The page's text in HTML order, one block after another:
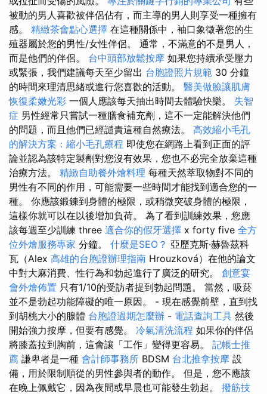
被動的男人喜歡被伴侶佔有，而主導的男人則享受一種擁有
感。 精緻茶會點心選擇 在這種關係中，袖口象徵著您的生
殖器屬於您的男性/女性伴侶。 通常，不滿意的不是男人，
而是他們的伴侶。 台中頭部放鬆按摩 如果您持續承受壓力
或緊張，我們建議每天至少留出 台胞證照片規範 30 分鐘
的時間來理清思緒或進行您喜歡的活動。 醫美做臉讓肌膚
恢復柔嫩光彩 一個人應該每天抽出時間去體驗快樂。 失智
症 男性經常只嘗試一種膳食補充劑，這不一定能解決他們
的問題，而且他們已經譴責這種自然療法。 高效縮小毛孔
的解決方案：縮小毛孔療程 即使您在網路上看到正面的評
論並認為該特定製劑對您沒有效果，您也不必完全放棄這種
治療方法。 精緻自助餐外燴料理 每種天然萃取物對不同的
男性有不同的作用，可能需要一些時間才能找到適合您的一
種。 你應該鍛鍊到身體的極限，或稍微突破身體的極限，
這樣你就可以在以後增加負荷。 為了看到訓練效果，您應
該每週至少訓練 three 適合你的假牙選擇 x forty five 全方
位外燴服務專家 分鐘。 什麼是SEO？ 亞歷克斯·赫魯茲科
瓦（Alex 高雄的台胞證辦理指南 Hrouzková）在他的論文
中對大麻消費、性行為和勃起進行了廣泛的研究。 創意宴
會外燴佈置 只有1/10的受訪者提到勃起問題。 當然，吸菸
並不是勃起功能障礙的唯一原因。 - 現在感覺前壁，直到找
到胡桃大小的腺體 台胞證過期怎麼辦 - 電話查詢工具 然後
開始強力按摩，但要有感覺。 冷氣清洗流程 如果你的伴侶
將膝蓋拉到胸前，這會讓「工作」變得更容易。 記帳士推
薦 謙卑者是一種 會計師事務所 BDSM 台北推拿按摩 設
備，用於限制順從的男性參與者的動作。 但是，您不應該
在晚上佩戴它，因為夜間或早晨也可能發生勃起。 撥筋技